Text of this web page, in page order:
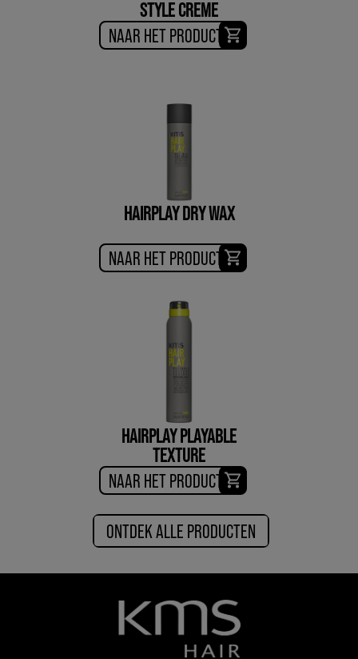
STYLE CREME
NAAR HET PRODUCT
HAIRPLAY DRY WAX
NAAR HET PRODUCT
HAIRPLAY PLAYABLE
TEXTURE
NAAR HET PRODUCT
ONTDEK ALLE PRODUCTEN